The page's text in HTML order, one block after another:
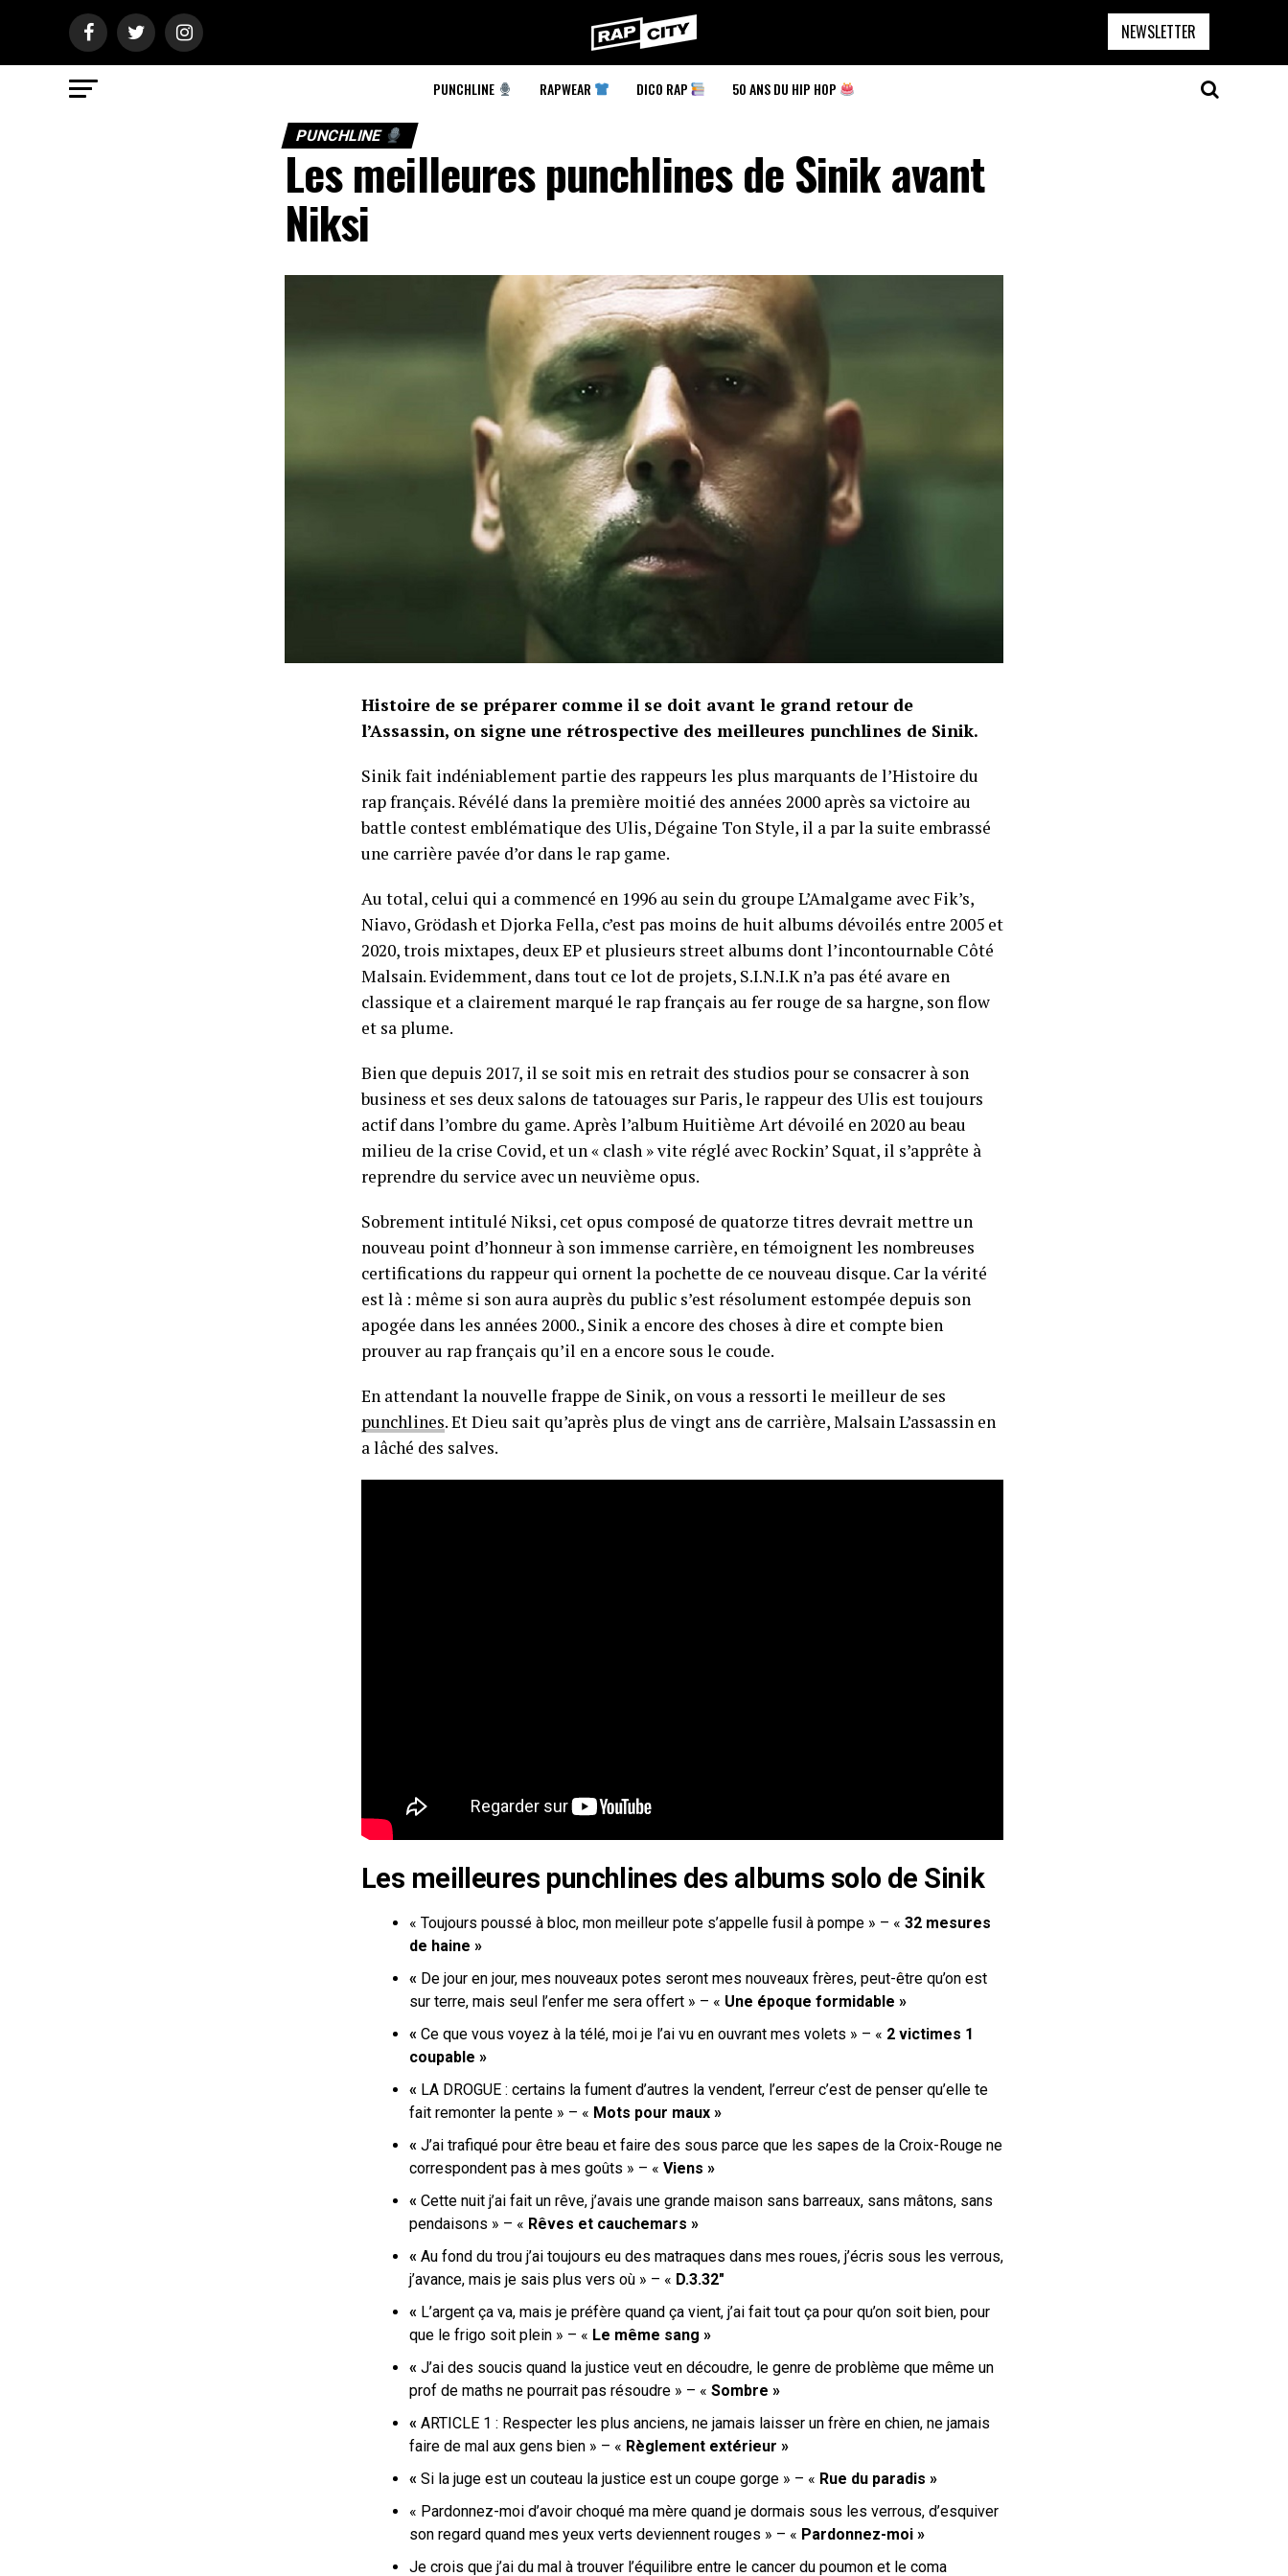
RapCity
NEWSLETTER
PUNCHLINE RAPWEAR DICO RAP 50 ANS DU HIP HOP
PUNCHLINE
Les meilleures punchlines de Sinik avant
Niksi
Histoire de se préparer comme il se doit avant le grand retour de
l’Assassin, on signe une rétrospective des meilleures punchlines de Sinik.
Sinik fait indéniablement partie des rappeurs les plus marquants de l’Histoire du
rap français. Révélé dans la première moitié des années 2000 après sa victoire au
battle contest emblématique des Ulis, Dégaine Ton Style, il a par la suite embrassé
une carrière pavée d’or dans le rap game.
Au total, celui qui a commencé en 1996 au sein du groupe L’Amalgame avec Fik’s,
Niavo, Grödash et Djorka Fella, c’est pas moins de huit albums dévoilés entre 2005 et
2020, trois mixtapes, deux EP et plusieurs street albums dont l’incontournable Côté
Malsain. Evidemment, dans tout ce lot de projets, S.I.N.I.K n’a pas été avare en
classique et a clairement marqué le rap français au fer rouge de sa hargne, son flow
et sa plume.
Bien que depuis 2017, il se soit mis en retrait des studios pour se consacrer à son
business et ses deux salons de tatouages sur Paris, le rappeur des Ulis est toujours
actif dans l’ombre du game. Après l’album Huitième Art dévoilé en 2020 au beau
milieu de la crise Covid, et un « clash » vite réglé avec Rockin’ Squat, il s’apprête à
reprendre du service avec un neuvième opus.
Sobrement intitulé Niksi, cet opus composé de quatorze titres devrait mettre un
nouveau point d’honneur à son immense carrière, en témoignent les nombreuses
certifications du rappeur qui ornent la pochette de ce nouveau disque. Car la vérité
est là : même si son aura auprès du public s’est résolument estompée depuis son
apogée dans les années 2000., Sinik a encore des choses à dire et compte bien
prouver au rap français qu’il en a encore sous le coude.
En attendant la nouvelle frappe de Sinik, on vous a ressorti le meilleur de ses
punchlines. Et Dieu sait qu’après plus de vingt ans de carrière, Malsain L’assassin en
a lâché des salves.
Les meilleures punchlines des albums solo de Sinik
« Toujours poussé à bloc, mon meilleur pote s’appelle fusil à pompe » – « 32 mesures
de haine »
« De jour en jour, mes nouveaux potes seront mes nouveaux frères, peut-être qu’on est
sur terre, mais seul l’enfer me sera offert » – « Une époque formidable »
« Ce que vous voyez à la télé, moi je l’ai vu en ouvrant mes volets » – « 2 victimes 1
coupable »
« LA DROGUE : certains la fument d’autres la vendent, l’erreur c’est de penser qu’elle te
fait remonter la pente » – « Mots pour maux »
« J’ai trafiqué pour être beau et faire des sous parce que les sapes de la Croix-Rouge ne
correspondent pas à mes goûts » – « Viens »
« Cette nuit j’ai fait un rêve, j’avais une grande maison sans barreaux, sans mâtons, sans
pendaisons » – « Rêves et cauchemars »
« Au fond du trou j’ai toujours eu des matraques dans mes roues, j’écris sous les verrous,
j’avance, mais je sais plus vers où » – « D.3.32″
« L’argent ça va, mais je préfère quand ça vient, j’ai fait tout ça pour qu’on soit bien, pour
que le frigo soit plein » – « Le même sang »
« J’ai des soucis quand la justice veut en découdre, le genre de problème que même un
prof de maths ne pourrait pas résoudre » – « Sombre »
« ARTICLE 1 : Respecter les plus anciens, ne jamais laisser un frère en chien, ne jamais
faire de mal aux gens bien » – « Règlement extérieur »
« Si la juge est un couteau la justice est un coupe gorge » – « Rue du paradis »
« Pardonnez-moi d’avoir choqué ma mère quand je dormais sous les verrous, d’esquiver
son regard quand mes yeux verts deviennent rouges » – « Pardonnez-moi »
Je crois que j’ai du mal à trouver l’équilibre entre le cancer du poumon et le coma